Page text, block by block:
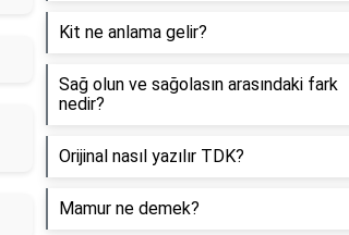
Kit ne anlama gelir?
Sağ olun ve sağolasın arasındaki fark
nedir?
Orijinal nasıl yazılır TDK?
Mamur ne demek?